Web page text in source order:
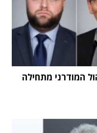
המודרני מתחילה